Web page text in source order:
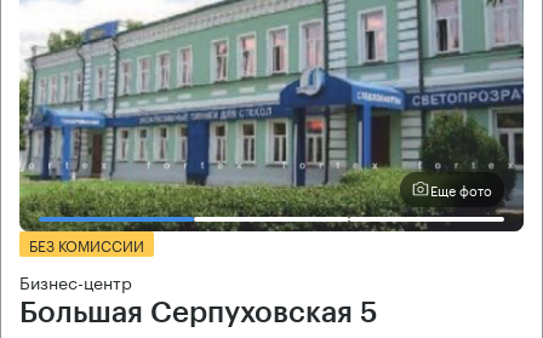
Еще фото
БЕЗ КОМИССИИ
Бизнес-центр
Большая Серпуховская 5